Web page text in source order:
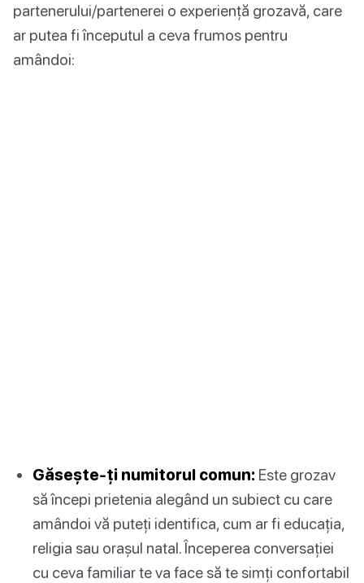
partenerului/partenerei o experiență grozavă, care
ar putea fi începutul a ceva frumos pentru
amândoi:
Găsește-ți numitorul comun: Este grozav
să începi prietenia alegând un subiect cu care
amândoi vă puteți identifica, cum ar fi educația,
religia sau orașul natal. Începerea conversației
cu ceva familiar te va face să te simți confortabil